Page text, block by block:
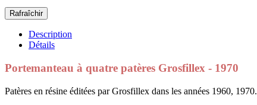
Description
Détails
Portemanteau à quatre patères Grosfillex - 1970
Patères en résine éditées par Grosfillex dans les années 1960, 1970.